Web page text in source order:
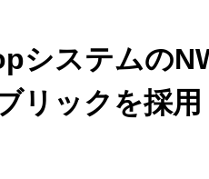
システムの
リックを採用